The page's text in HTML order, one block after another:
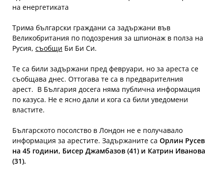
на енергетиката
Трима български граждани са задържани във
Великобритания по подозрения за шпионаж в полза на
Русия, съобщи Би Би Си.
Те са били задържани пред февруари, но за ареста се
съобщава днес. Оттогава те са в предварителния
арест. В България досега няма публична информация
по казуса. Не е ясно дали и кога са били уведомени
властите.
Българското посолство в Лондон не е получавало
информация за арестите. Задържаните са Орлин Русев
на 45 години, Бисер Джамбазов (41) и Катрин Иванова
(31).